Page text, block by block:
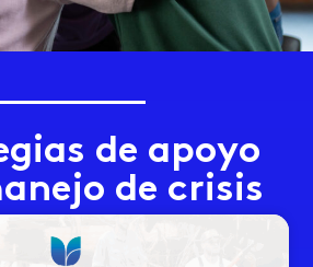
de apoyo
de crisis